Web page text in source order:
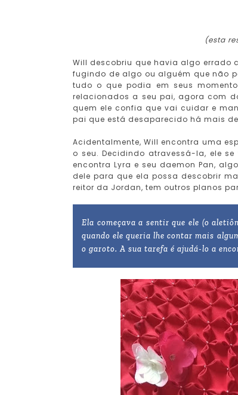
(esta
Will descobriu que havia algo errado
fugindo de algo ou alguém que não
tudo o que podia em seus
relacionados a seu pai, agora com
quem ele confia que vai cuidar e
pai que está desaparecido há mais
Acidentalmente, Will encontra uma
o seu. Decidindo atravessá-la, ele
encontra Lyra e seu daemon Pan,
dele para que ela possa descobrir
reitor da Jordan, tem outros planos
Ela começava a sentir que ele (o
quando ele queria lhe contar mais
o garoto. A sua tarefa é ajudá-lo a